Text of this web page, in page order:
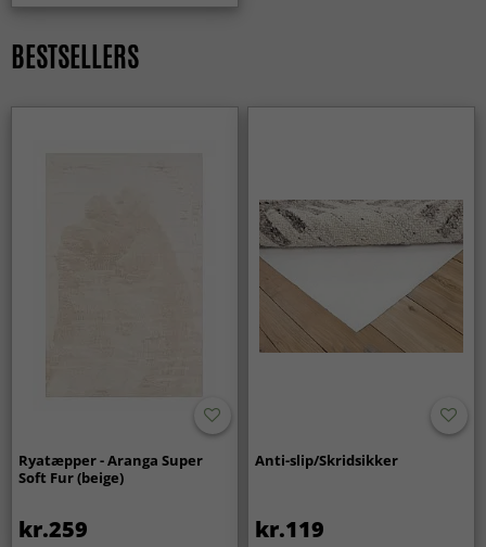
BESTSELLERS
Ryatæpper - Aranga Super
Soft Fur (beige)
kr.259
Anti-slip/Skridsikker
kr.119